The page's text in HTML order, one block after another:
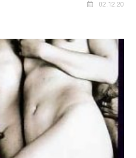
02.12.20